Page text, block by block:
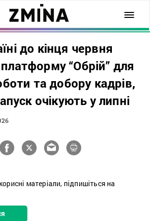
до кінця червня
“Обрій” для
та добору кадрів,
очікують у липні
матеріали, підпишіться на